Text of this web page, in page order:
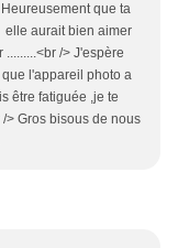
que ta
elle aurait bien aimer
/> J'espère
l'appareil photo a
être fatiguée ,je te
> Gros bisous de nous